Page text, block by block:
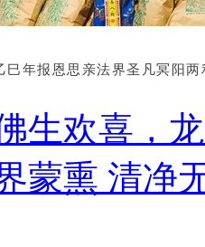
巳年报恩思亲法界圣凡冥阳
生欢喜，
蒙熏 清净